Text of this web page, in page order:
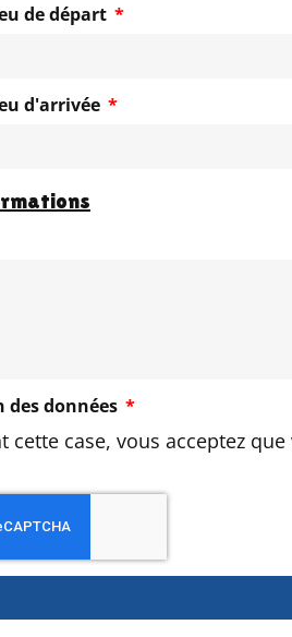
de départ
d'arrivée
des données
cette case, vous acceptez